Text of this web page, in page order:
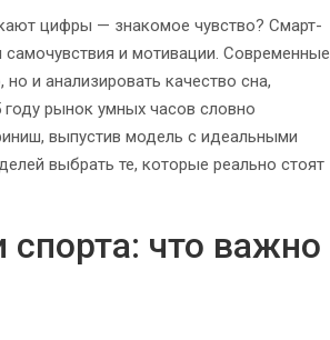
цифры — знакомое чувство? Смарт-
самочувствия и мотивации. Современные
и анализировать качество сна,
рынок умных часов словно
выпустив модель с идеальными
выбрать те, которые реально стоят
что важно